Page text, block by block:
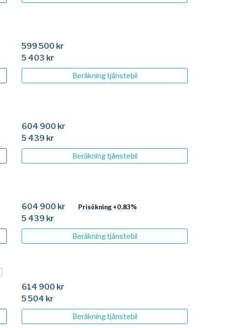
599 500 kr
5 403 kr
Beräkningtjänstebil
604 900 kr
5 439 kr
Beräkningtjänstebil
604 900 kr Prisökning +0.83%
5 439 kr
Beräkningtjänstebil
614 900 kr
5 504 kr
Beräkningtjänstebil